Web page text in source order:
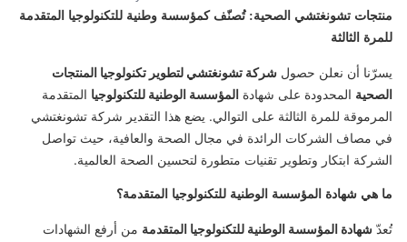
منتجات تشونغتشي الصحية: تُصنّف كمؤسسة وطنية للتكنولوجيا المتقدمة
للمرة الثالثة
يسرّنا أن نعلن حصول شركة تشونغتشي لتطوير تكنولوجيا المنتجات
الصحية المحدودة على شهادة المؤسسة الوطنية للتكنولوجيا المتقدمة
المرموقة للمرة الثالثة على التوالي. يضع هذا التقدير شركة تشونغتشي
في مصاف الشركات الرائدة في مجال الصحة والعافية، حيث تواصل
الشركة ابتكار وتطوير تقنيات متطورة لتحسين الصحة العالمية.
ما هي شهادة المؤسسة الوطنية للتكنولوجيا المتقدمة؟
تُعدّ شهادة المؤسسة الوطنية للتكنولوجيا المتقدمة من أرفع الشهادات